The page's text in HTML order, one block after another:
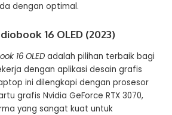
dengan optimal.
16 OLED (2023)
16 OLED adalah pilihan terbaik bagi
dengan aplikasi desain grafis
ini dilengkapi dengan prosesor
grafis Nvidia GeForce RTX 3070,
yang sangat kuat untuk